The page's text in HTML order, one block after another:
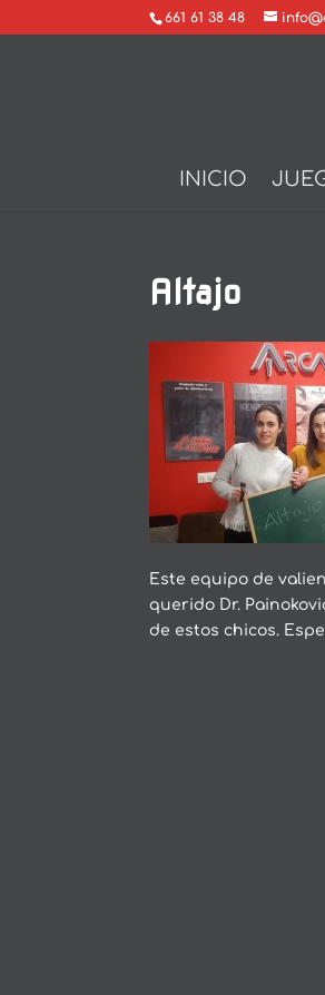
661 61 38 48
INICIO
Altajo
Este equipo de
querido Dr.
de estos chicos.